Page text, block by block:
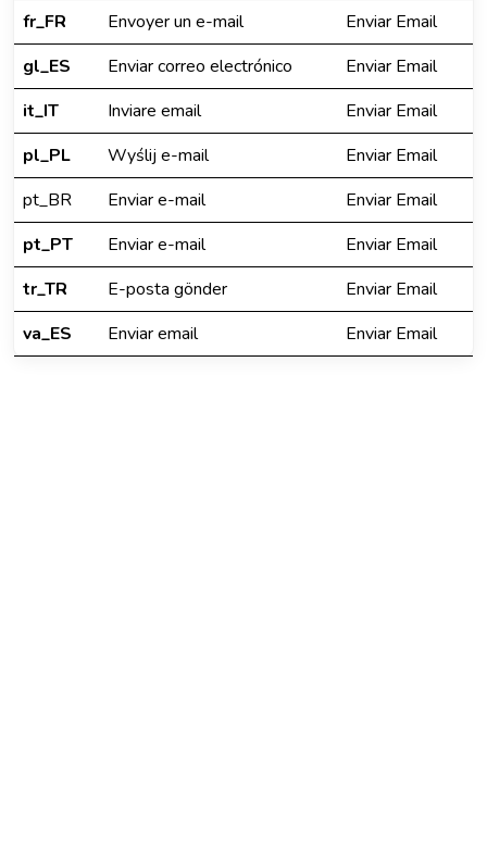
fr_FR
Envoyer un e-mail
Enviar Email
gl_ES
Enviar correo electrónico
Enviar Email
it_IT
Inviare email
Enviar Email
pl_PL
Wyślij e-mail
Enviar Email
pt_BR
Enviar e-mail
Enviar Email
pt_PT
Enviar e-mail
Enviar Email
tr_TR
E-posta gönder
Enviar Email
va_ES
Enviar email Enviar Email